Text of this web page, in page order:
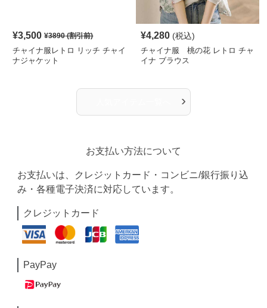
¥3,500 ¥3890(割引前)
チャイナ服レトロ リッチ チャイ
ナジャケット
¥4,280 (税込)
チャイナ服 桃の花 レトロ チャ
イナ ブラウス
›
お支払い方法について
お支払いは、クレジットカード・コンビニ/銀行振り込
み・各種電子決済に対応しています。
クレジットカード
PayPay